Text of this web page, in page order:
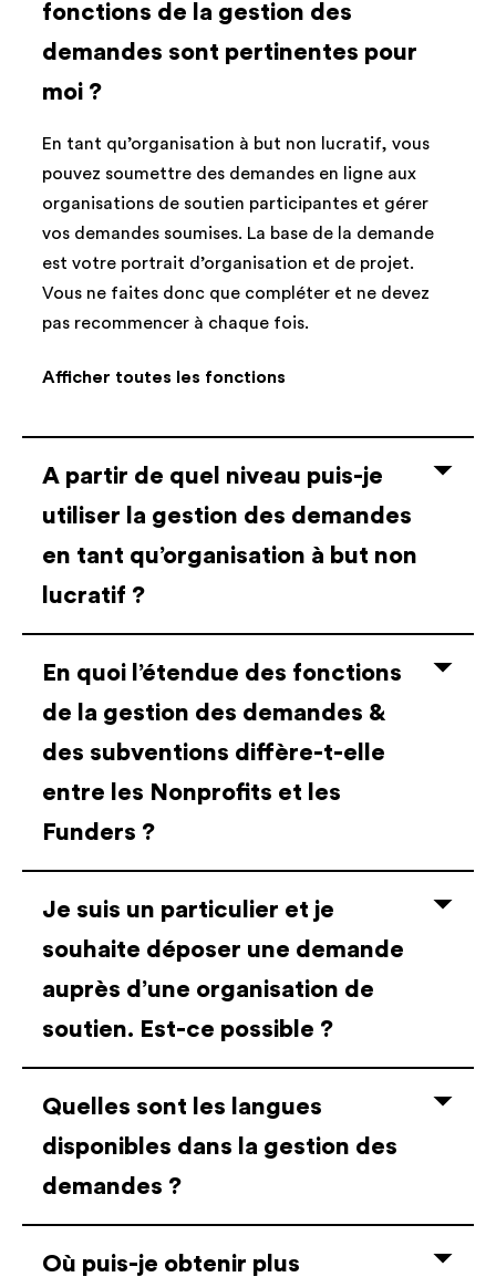
fonctions de la gestion des
demandes sont pertinentes pour
moi ?
En tant qu’organisation à but non lucratif, vous
pouvez soumettre des demandes en ligne aux
organisations de soutien participantes et gérer
vos demandes soumises. La base de la demande
est votre portrait d’organisation et de projet.
Vous ne faites donc que compléter et ne devez
pas recommencer à chaque fois.
Afficher toutes les fonctions
A partir de quel niveau puis-je
utiliser la gestion des demandes
en tant qu’organisation à but non
lucratif ?
En quoi l’étendue des fonctions
de la gestion des demandes &
des subventions diffère-t-elle
entre les Nonprofits et les
Funders ?
Je suis un particulier et je
souhaite déposer une demande
auprès d’une organisation de
soutien. Est-ce possible ?
Quelles sont les langues
disponibles dans la gestion des
demandes ?
Où puis-je obtenir plus